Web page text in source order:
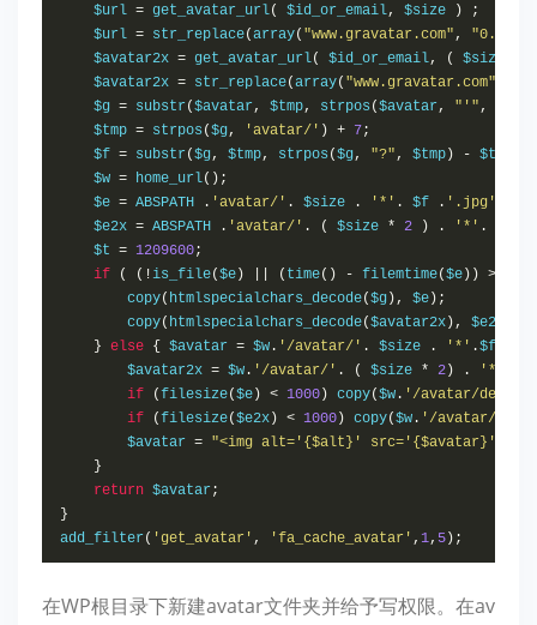
    $url
= get_avatar_url( $id_or_email, $size )
;
    $url
= str_replace(array( "www.gravatar.com" ,
    $avatar2x
= get_avatar_url( $id_or_email, ( $size
    $avatar2x
= str_replace(array( "www.gravatar.com"
    $g
= substr($avatar, $tmp, strpos ($avatar, "'" ,
    $tmp
= strpos ($g, 'avatar/' ) + 7;
    $f
= substr($g, $tmp, strpos ($g, "?" , $tmp) - $tmp
    $w
= home_url();
    $e
= ABSPATH . 'avatar/' . $size . '*' . $f . '.jpg'
    $e2x
= ABSPATH . 'avatar/' . ( $size * 2 ) . '*' .
    $t
= 1209600;
if
( (!is_file($e) ( time() - filemtime($e)) >
        copy
( htmlspecialchars_decode($g), $e);
        copy
( htmlspecialchars_decode($avatar2x), $e2x
} else { $avatar = $w . '/avatar/' . $size . '*' .$f
        $avatar2x
= $w . '/avatar/' . ( $size * 2) . '*'
if
(filesize($e) < 1000) copy($w . '/avatar/
if
(filesize($e2x) < 1000) copy($w . '/avatar/
        $avatar
= "<img alt='{$alt}' src='{$avatar}'
}
return $avatar;
}
add_filter( 'get_avatar' , 'fa_cache_avatar' , 1, 5);
在WP根目录下新建avatar文件夹并给予写权限。在av